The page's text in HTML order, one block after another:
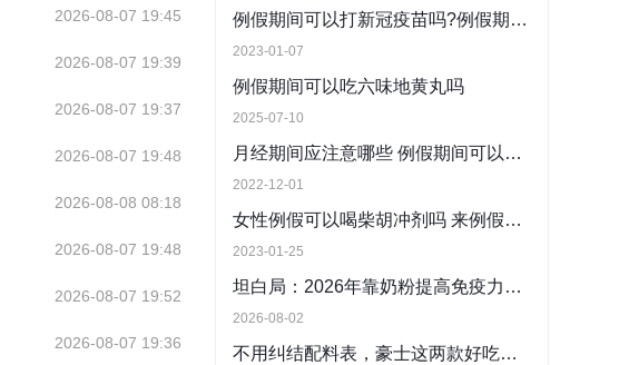
2026-08-07 19:45
2026-08-07 19:39
2026-08-07 19:37
2026-08-07 19:48
2026-08-08 08:18
2026-08-07 19:48
2026-08-07 19:52
2026-08-07 19:36
例假期间可以打新冠疫苗吗?例假期间接种新冠疫苗注意什么
2023-01-07
例假期间可以吃六味地黄丸吗
2025-07-10
月经期间应注意哪些 例假期间可以贴膏药吗
2022-12-01
女性例假可以喝柴胡冲剂吗 来例假头疼可以喝小柴胡颗粒吗
2023-01-25
坦白局：2026年靠奶粉提高免疫力，到底是不是智商税？成分党妈妈的大实话
2026-08-02
不用纠结配料表，豪士这两款好吃的夹心面包直接闭眼入